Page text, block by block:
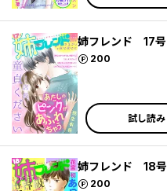
姉フレンド 17号
200
ポイント
試し読み
姉フレンド 18号
200
ポイント